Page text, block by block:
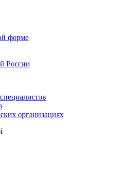
форме
России
организациях